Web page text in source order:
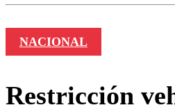
NACIONAL
Restricción